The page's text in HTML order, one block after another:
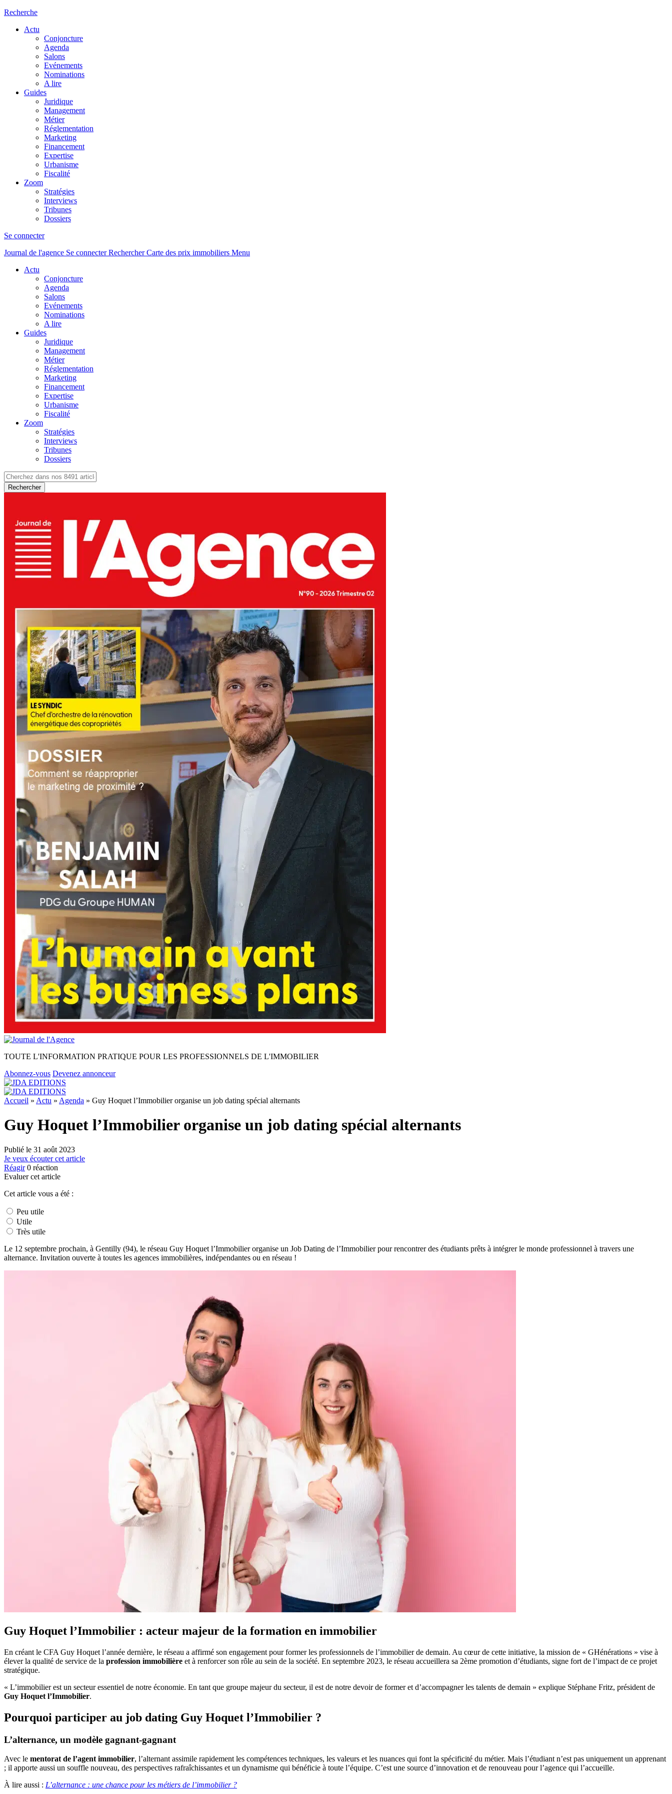
Recherche
Actu
Conjoncture
Agenda
Salons
Evénements
Nominations
A lire
Guides
Juridique
Management
Métier
Réglementation
Marketing
Financement
Expertise
Urbanisme
Fiscalité
Zoom
Stratégies
Interviews
Tribunes
Dossiers
Se connecter
Journal de l'agence Se connecterRechercher Carte des prix immobiliers Menu
Actu
Conjoncture
Agenda
Salons
Evénements
Nominations
A lire
Guides
Juridique
Management
Métier
Réglementation
Marketing
Financement
Expertise
Urbanisme
Fiscalité
Zoom
Stratégies
Interviews
Tribunes
Dossiers
Rechercher
TOUTE L'INFORMATION PRATIQUE POUR LES PROFESSIONNELS DE L'IMMOBILIER
Abonnez-vous Devenez annonceur
Accueil » Actu » Agenda » Guy Hoquet l’Immobilier organise un job dating spécial alternants
Guy Hoquet l’Immobilier organise un job dating spécial alternants
Publié le 31 août 2023
Je veux écouter cet article
Réagir 0 réaction
Evaluer cet article
Cet article vous a été :
Peu utile
Utile
Très utile
Le 12 septembre prochain, à Gentilly (94), le réseau Guy Hoquet l’Immobilier organise un Job Dating de l’Immobilier pour rencontrer des étudiants prêts à intégrer le monde professionnel à travers une
alternance. Invitation ouverte à toutes les agences immobilières, indépendantes ou en réseau !
Guy Hoquet l’Immobilier : acteur majeur de la formation en immobilier
En créant le CFA Guy Hoquet l’année dernière, le réseau a affirmé son engagement pour former les professionnels de l’immobilier de demain. Au cœur de cette initiative, la mission de « GHénérations » vise à
élever la qualité de service de la profession immobilière et à renforcer son rôle au sein de la société. En septembre 2023, le réseau accueillera sa 2ème promotion d’étudiants, signe fort de l’impact de ce projet
stratégique.
« L’immobilier est un secteur essentiel de notre économie. En tant que groupe majeur du secteur, il est de notre devoir de former et d’accompagner les talents de demain » explique Stéphane Fritz, président de
Guy Hoquet l’Immobilier.
Pourquoi participer au job dating Guy Hoquet l’Immobilier ?
L’alternance, un modèle gagnant-gagnant
Avec le mentorat de l’agent immobilier, l’alternant assimile rapidement les compétences techniques, les valeurs et les nuances qui font la spécificité du métier. Mais l’étudiant n’est pas uniquement un apprenant
; il apporte aussi un souffle nouveau, des perspectives rafraîchissantes et un dynamisme qui bénéficie à toute l’équipe. C’est une source d’innovation et de renouveau pour l’agence qui l’accueille.
À lire aussi : L’alternance : une chance pour les métiers de l’immobilier ?